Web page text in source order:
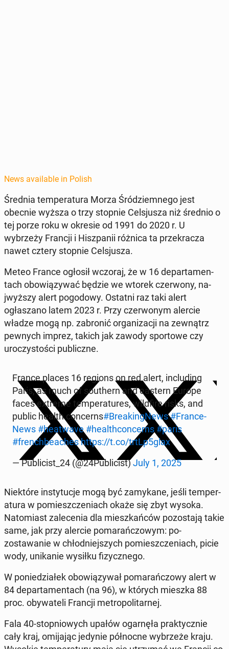
News available in Polish
Średnia tem­per­atu­ra Morza Śródziem­nego jest
obecnie wyższa o trzy stopnie Cel­sjusza niż średnio o
tej porze roku w okresie od 1991 do 2020 r. U
wybrzeży Francji i Hisz­panii różnica ta przekracza
nawet cztery stopnie Cel­sjusza.
Meteo France ogłosił wczoraj, że w 16 de­par­ta­men­
tach obow­iązy­wać będzie we wtorek cz­er­wony, na­
jwyższy alert pogodowy. Ostatni raz taki alert
ogłaszano latem 2023 r. Przy cz­er­wonym alercie
władze mogą np. zabronić or­ga­ni­za­cji na zewnątrz
pewnych imprez, takich jak zawody sportowe czy
uroczys­toś­ci pub­liczne.
France places 16 regions on red alert, in­clud­ing
Paris, as much of south­ern and eastern Europe
faces extreme tem­per­a­tures, wild­fire risks, and
public health con­cerns#Break­ingNews#France­
News #heat­wave #health­con­cerns #paris
#french­beach­eshttps://t.co/trtLp5glax
— Pub­li­cist_24 (@24Pub­li­cist)July 1, 2025
Niek­tóre in­sty­tuc­je mogą być za­mykane, jeśli tem­per­
atu­ra w pomieszczeni­ach okaże się zbyt wysoka.
Nato­mi­ast za­lece­nia dla mieszkańców po­zosta­ją takie
same, jak przy alercie po­marańc­zowym: po­
zostawanie w chłod­niejszych pomieszczeni­ach, picie
wody, unikanie wysiłku fizy­cznego.
W poniedzi­ałek obow­iązy­wał po­marańc­zowy alert w
84 de­par­ta­men­tach (na 96), w których mieszka 88
proc. oby­wa­teli Francji met­ro­pol­i­tarnej.
Fala 40-stop­niowych upałów og­a­r­nęła prak­ty­cznie
cały kraj, omi­ja­jąc jedynie północ­ne wybrzeże kraju.